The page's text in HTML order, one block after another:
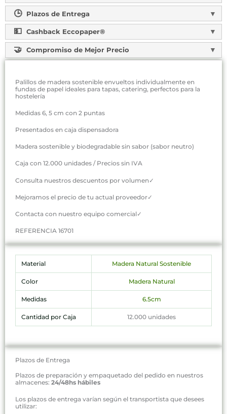
Plazos de Entrega
Cashback Eccopaper®
Compromiso de Mejor Precio
Palillos de madera sostenible envueltos individualmente en
fundas de papel ideales para tapas, catering, perfectos para la
hostelería
Medidas 6, 5 cm con 2 puntas
Presentados en caja dispensadora
Madera sostenible y biodegradable sin sabor (sabor neutro)
Caja con 12.000 unidades / Precios sin IVA
Consulta nuestros descuentos por volumen✓
Mejoramos el precio de tu actual proveedor✓
Contacta con nuestro equipo comercial✓
REFERENCIA 16701
Material Madera Natural Sostenible
Color Madera Natural
Medidas 6.5cm
Cantidad por Caja 12.000 unidades
Plazos de Entrega
Plazos de preparación y empaquetado del pedido en nuestros
almacenes: 24/48hs hábiles
Los plazos de entrega varían según el transportista que desees
utilizar: